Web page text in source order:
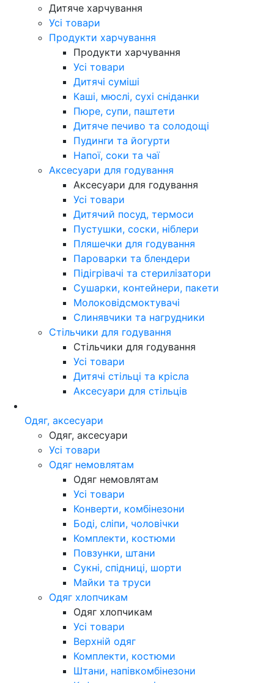
Дитяче харчування
Усі товари
Продукти харчування
Продукти харчування
Усі товари
Дитячі суміші
Каші, мюслі, сухі сніданки
Пюре, супи, паштети
Дитяче печиво та солодощі
Пудинги та йогурти
Напої, соки та чаї
Аксесуари для годування
Аксесуари для годування
Усі товари
Дитячий посуд, термоси
Пустушки, соски, ніблери
Пляшечки для годування
Пароварки та блендери
Підігрівачі та стерилізатори
Сушарки, контейнери, пакети
Молоковідсмоктувачі
Слинявчики та нагрудники
Стільчики для годування
Стільчики для годування
Усі товари
Дитячі стільці та крісла
Аксесуари для стільців
Одяг, аксесуари
Одяг, аксесуари
Усі товари
Одяг немовлятам
Одяг немовлятам
Усі товари
Конверти, комбінезони
Боді, сліпи, чоловічки
Комплекти, костюми
Повзунки, штани
Сукні, спідниці, шорти
Майки та труси
Одяг хлопчикам
Одяг хлопчикам
Усі товари
Верхній одяг
Комплекти, костюми
Штани, напівкомбінезони